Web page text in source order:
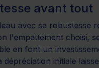
avant tout
avec sa robustesse
l'empattement choisi,
en font un
initiale